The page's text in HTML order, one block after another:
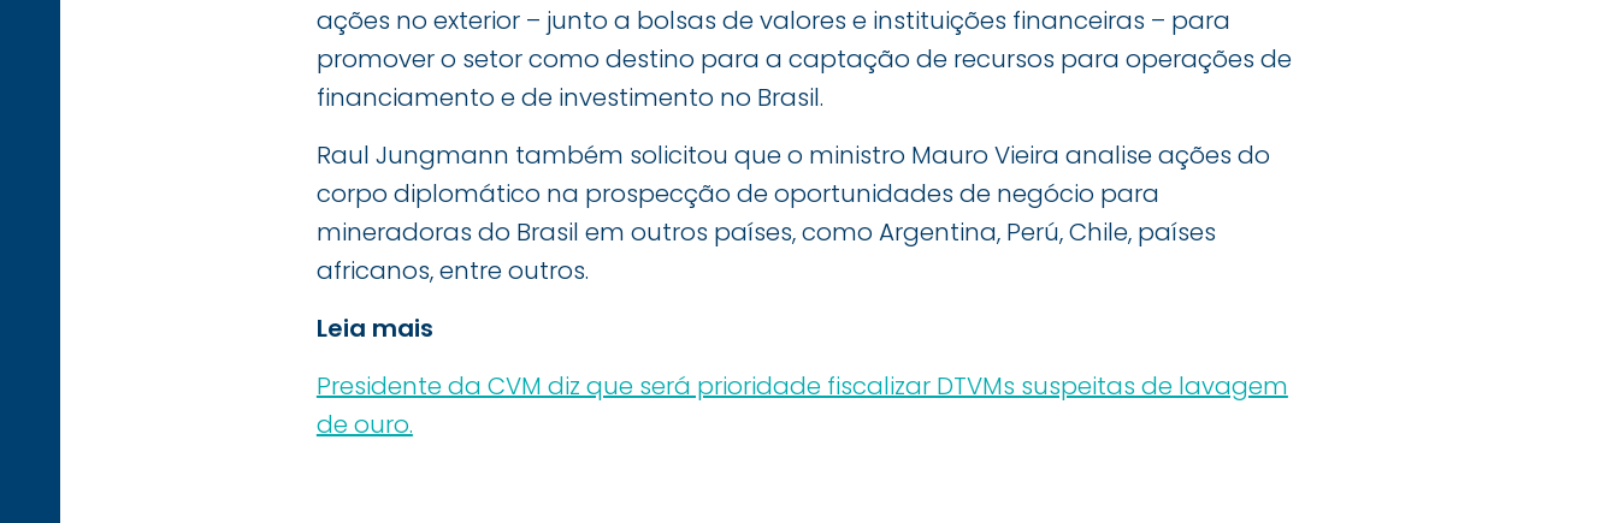
ações no exterior – junto a bolsas de valores e instituições financeiras – para
promover o setor como destino para a captação de recursos para operações de
financiamento e de investimento no Brasil.
Raul Jungmann também solicitou que o ministro Mauro Vieira analise ações do
corpo diplomático na prospecção de oportunidades de negócio para
mineradoras do Brasil em outros países, como Argentina, Perú, Chile, países
africanos, entre outros.
Leia mais
Presidente da CVM diz que será prioridade fiscalizar DTVMs suspeitas de lavagem
de ouro.